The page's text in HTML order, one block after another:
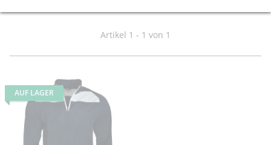
Artikel 1 - 1 von 1
AUF LAGER